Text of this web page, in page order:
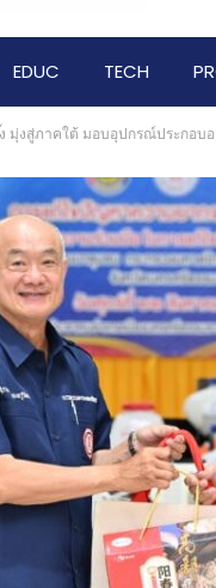
EDUC TECH
มุ่งสู่ภาคใต้ มอบอุปกรณ์ประกอบ